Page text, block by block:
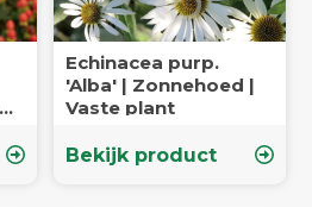
Echinacea purp.
'Alba' | Zonnehoed |
Vaste plant
Bekijk product